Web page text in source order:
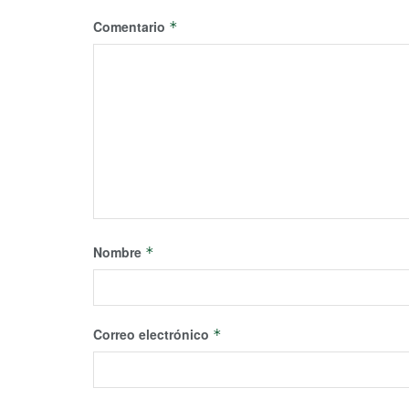
Comentario *
Nombre *
Correo electrónico *